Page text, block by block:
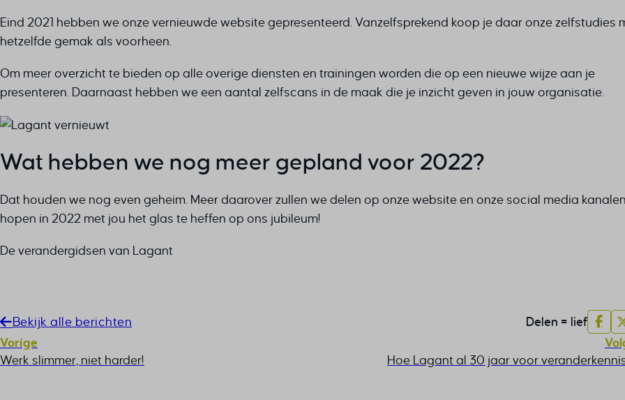
Eind 2021 hebben we onze vernieuwde website gepresenteerd. Vanzelfsprekend koop je daar onze zelfstudies
hetzelfde gemak als voorheen.
Om meer overzicht te bieden op alle overige diensten en trainingen worden die op een nieuwe wijze aan je
presenteren. Daarnaast hebben we een aantal zelfscans in de maak die je inzicht geven in jouw organisatie.
Wat hebben we nog meer gepland voor 2022?
Dat houden we nog even geheim. Meer daarover zullen we delen op onze website en onze social media
hopen in 2022 met jou het glas te heffen op ons jubileum!
De verandergidsen van Lagant
Bekijk alle berichten
Delen = lief
Vorige
Werk slimmer, niet harder!
Hoe Lagant al 30 jaar voor